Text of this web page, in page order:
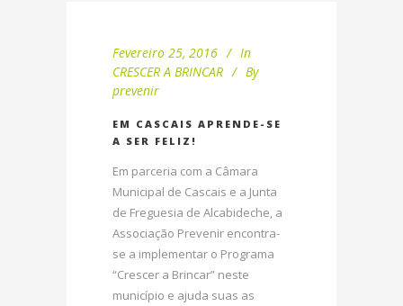
Fevereiro 25, 2016
In
CRESCER A BRINCAR
By
prevenir
EM CASCAIS APRENDE-SE
A SER FELIZ!
Em parceria com a Câmara
Municipal de Cascais e a Junta
de Freguesia de Alcabideche, a
Associação Prevenir encontra-
se a implementar o Programa
“Crescer a Brincar” neste
município e ajuda suas as